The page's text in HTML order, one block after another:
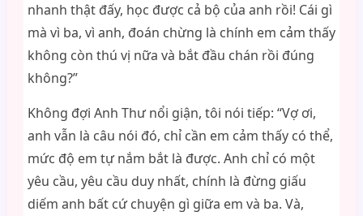
nhanh thật đấy, học được cả bộ của anh rồi! Cái gì
mà vì ba, vì anh, đoán chừng là chính em cảm thấy
không còn thú vị nữa và bắt đầu chán rồi đúng
không?”
Không đợi Anh Thư nổi giận, tôi nói tiếp: “Vợ ơi,
anh vẫn là câu nói đó, chỉ cần em cảm thấy có thể,
mức độ em tự nắm bắt là được. Anh chỉ có một
yêu cầu, yêu cầu duy nhất, chính là đừng giấu
diếm anh bất cứ chuyện gì giữa em và ba. Và,